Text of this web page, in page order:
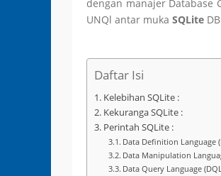
dengan manajer Database
UNQl antar muka SQLite
Daftar Isi
Kelebihan SQLite :
Kekuranga SQLite :
Perintah SQLite :
Data Definition Language
Data Manipulation
Data Query Language